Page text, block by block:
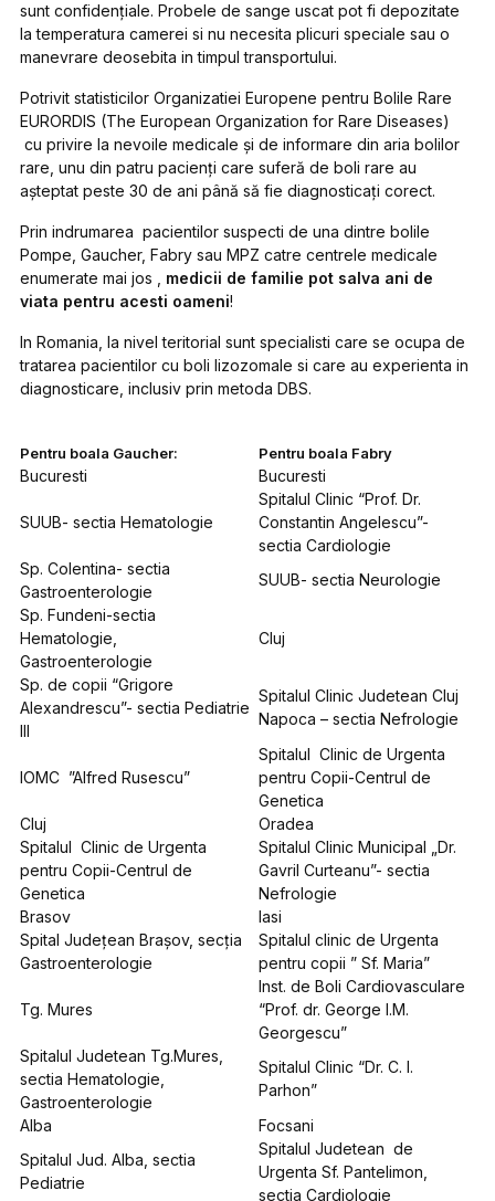
sunt confidenţiale. Probele de sange uscat pot fi depozitate
la temperatura camerei si nu necesita plicuri speciale sau o
manevrare deosebita in timpul transportului.
Potrivit statisticilor Organizatiei Europene pentru Bolile Rare
EURORDIS (The European Organization for Rare Diseases)
cu privire la nevoile medicale şi de informare din aria bolilor
rare, unu din patru pacienţi care suferă de boli rare au
aşteptat peste 30 de ani până să fie diagnosticaţi corect.
Prin indrumarea pacientilor suspecti de una dintre bolile
Pompe, Gaucher, Fabry sau MPZ catre centrele medicale
enumerate mai jos , medicii de familie pot salva ani de
viata pentru acesti oameni!
In Romania, la nivel teritorial sunt specialisti care se ocupa de
tratarea pacientilor cu boli lizozomale si care au experienta in
diagnosticare, inclusiv prin metoda DBS.
Pentru boala Gaucher: Pentru boala Fabry
Bucuresti Bucuresti
SUUB- sectia Hematologie
Spitalul Clinic “Prof. Dr.
Constantin Angelescu”-
sectia Cardiologie
Sp. Colentina- sectia
Gastroenterologie
SUUB- sectia Neurologie
Sp. Fundeni-sectia
Hematologie,
Gastroenterologie
Cluj
Sp. de copii “Grigore
Alexandrescu”- sectia Pediatrie
III
Spitalul Clinic Judetean Cluj
Napoca – sectia Nefrologie
IOMC ”Alfred Rusescu”
Spitalul Clinic de Urgenta
pentru Copii-Centrul de
Genetica
Cluj
Oradea
Spitalul Clinic de Urgenta
pentru Copii-Centrul de
Genetica
Spitalul Clinic Municipal „Dr.
Gavril Curteanu”- sectia
Nefrologie
Brasov
Iasi
Spital Judeţean Braşov, secţia
Gastroenterologie
Spitalul clinic de Urgenta
pentru copii ” Sf. Maria”
Tg. Mures
Inst. de Boli Cardiovasculare
“Prof. dr. George I.M.
Georgescu”
Spitalul Judetean Tg.Mures,
sectia Hematologie,
Gastroenterologie
Spitalul Clinic “Dr. C. I.
Parhon”
Alba
Focsani
Spitalul Jud. Alba, sectia
Pediatrie
Spitalul Judetean de
Urgenta Sf. Pantelimon,
sectia Cardiologie